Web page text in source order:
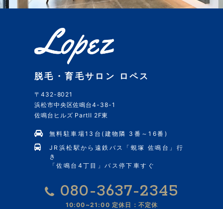
脱毛・育毛サロン ロペス
〒432-8021
浜松市中央区佐鳴台4-38-1
佐鳴台ヒルズ PartII 2F東
無料駐車場13台(建物隣 3番～16番)
JR浜松駅から遠鉄バス「蜆塚 佐鳴台」行
き
「佐鳴台4丁目」バス停下車すぐ
080-3637-2345
10:00~21:00 定休日：不定休